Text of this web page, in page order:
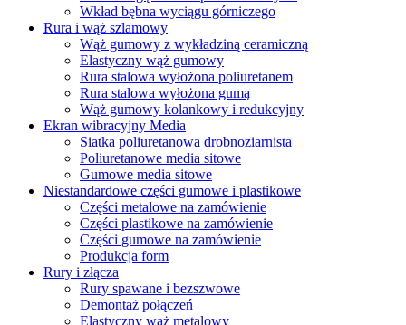
Wkład bębna wyciągu górniczego
Rura i wąż szlamowy
Wąż gumowy z wykładziną ceramiczną
Elastyczny wąż gumowy
Rura stalowa wyłożona poliuretanem
Rura stalowa wyłożona gumą
Wąż gumowy kolankowy i redukcyjny
Ekran wibracyjny Media
Siatka poliuretanowa drobnoziarnista
Poliuretanowe media sitowe
Gumowe media sitowe
Niestandardowe części gumowe i plastikowe
Części metalowe na zamówienie
Części plastikowe na zamówienie
Części gumowe na zamówienie
Produkcja form
Rury i złącza
Rury spawane i bezszwowe
Demontaż połączeń
Elastyczny wąż metalowy